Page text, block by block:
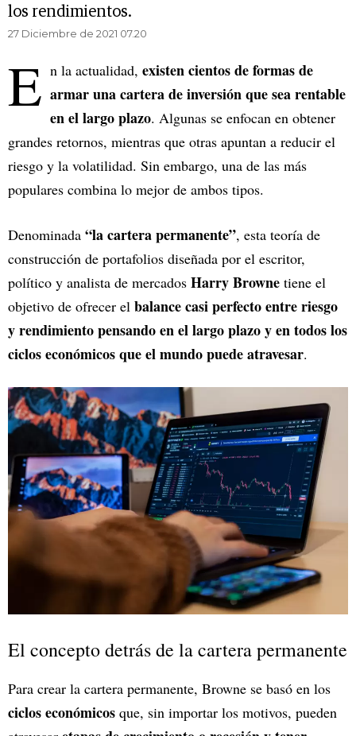
los rendimientos.
27 Diciembre de 2021 07.20
E n la actualidad, existen cientos de formas de
armar una cartera de inversión que sea rentable
en el largo plazo. Algunas se enfocan en obtener
grandes retornos, mientras que otras apuntan a reducir el
riesgo y la volatilidad. Sin embargo, una de las más
populares combina lo mejor de ambos tipos.
Denominada “la cartera permanente”, esta teoría de
construcción de portafolios diseñada por el escritor,
político y analista de mercados Harry Browne tiene el
objetivo de ofrecer el balance casi perfecto entre riesgo
y rendimiento pensando en el largo plazo y en todos los
ciclos económicos que el mundo puede atravesar.
El concepto detrás de la cartera permanente
Para crear la cartera permanente, Browne se basó en los
ciclos económicos que, sin importar los motivos, pueden